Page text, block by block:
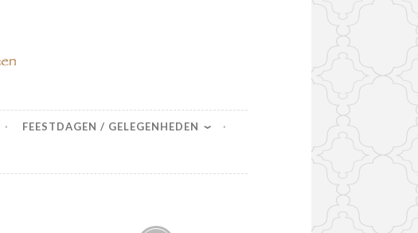
FEESTDAGEN / GELEGENHEDEN